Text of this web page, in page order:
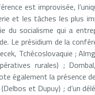
est improvisée,
et les tâches les plus
du socialisme qui a
Le présidium de la
Tchécoslovaquie ;
rurales) ;
également la présence
et Dupuy) ; d’un